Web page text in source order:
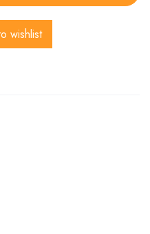
wishlist